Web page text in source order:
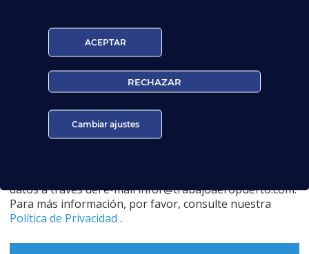
Acepto laPolítica de Privacidad
EUROCOLLEGE OXFORD ENGLISH INSTITUTE S.L. le
datos a través del e-mail infor@trabajoaeropuerto.com.
Para más información, por favor, consulte nuestra
Política de Privacidad.
ACEPTAR
RECHAZAR
Cambiar ajustes